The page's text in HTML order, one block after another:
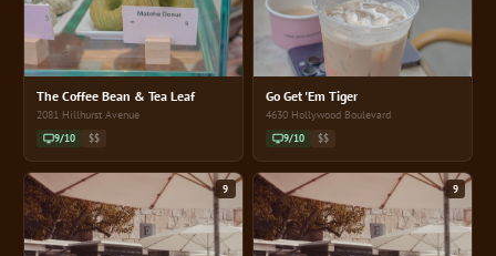
The Coffee Bean & Tea Leaf
2081 Hillhurst Avenue
9/10 $$
Go Get 'Em Tiger
4630 Hollywood Boulevard
9/10 $$
9 9